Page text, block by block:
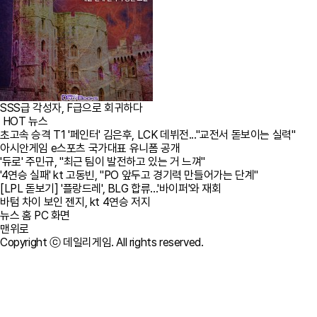
SSS급 각성자, F급으로 회귀하다
HOT 뉴스
초고속 승격 T1 '페인터' 김은후, LCK 데뷔전..."교전서 돋보이는 실력"
아시안게임 e스포츠 국가대표 유니폼 공개
'듀로' 주민규, "최근 팀이 발전하고 있는 거 느껴"
'4연승 실패' kt 고동빈, "PO 앞두고 경기력 만들어가는 단계"
[LPL 돋보기] '플랑드레', BLG 합류...'바이퍼'와 재회
바텀 차이 보인 젠지, kt 4연승 저지
뉴스 홈 PC 화면
맨위로
Copyright ⓒ 데일리게임. All rights reserved.